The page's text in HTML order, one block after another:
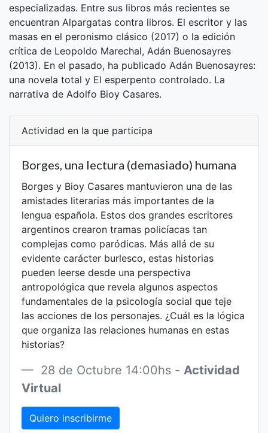
especializadas. Entre sus libros más recientes se
encuentran Alpargatas contra libros. El escritor y las
masas en el peronismo clásico (2017) o la edición
crítica de Leopoldo Marechal, Adán Buenosayres
(2013). En el pasado, ha publicado Adán Buenosayres:
una novela total y El esperpento controlado. La
narrativa de Adolfo Bioy Casares.
Actividad en la que participa
Borges, una lectura (demasiado) humana
Borges y Bioy Casares mantuvieron una de las
amistades literarias más importantes de la
lengua española. Estos dos grandes escritores
argentinos crearon tramas policíacas tan
complejas como paródicas. Más allá de su
evidente carácter burlesco, estas historias
pueden leerse desde una perspectiva
antropológica que revela algunos aspectos
fundamentales de la psicología social que teje
las acciones de los personajes. ¿Cuál es la lógica
que organiza las relaciones humanas en estas
historias?
28 de Octubre 14:00hs - Actividad
Virtual
Quiero inscribirme